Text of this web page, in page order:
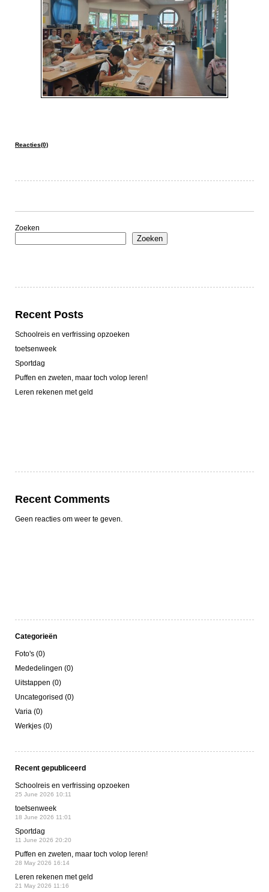
Reacties(0)
Zoeken
Zoeken
Recent Posts
Schoolreis en verfrissing opzoeken
toetsenweek
Sportdag
Puffen en zweten, maar toch volop leren!
Leren rekenen met geld
Recent Comments
Geen reacties om weer te geven.
Categorieën
Foto's (0)
Mededelingen (0)
Uitstappen (0)
Uncategorised (0)
Varia (0)
Werkjes (0)
Recent gepubliceerd
Schoolreis en verfrissing opzoeken
25 June 2026 10:11
toetsenweek
18 June 2026 11:01
Sportdag
11 June 2026 20:20
Puffen en zweten, maar toch volop leren!
28 May 2026 16:14
Leren rekenen met geld
21 May 2026 11:16